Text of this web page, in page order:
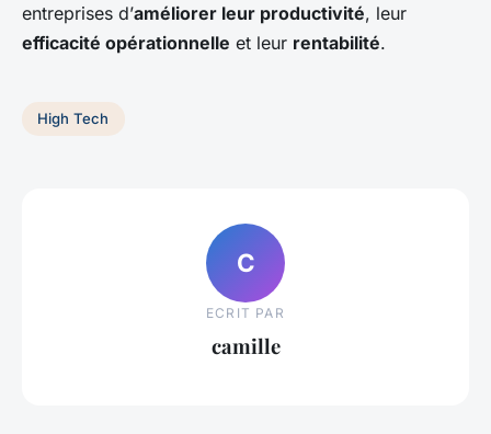
entreprises d’améliorer leur productivité, leur
efficacité opérationnelle et leur rentabilité.
High Tech
C
ECRIT PAR
camille